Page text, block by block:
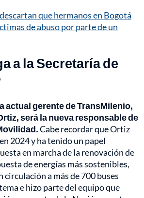
que hermanos en Bogotá
de abuso por parte de un
a la Secretaría de
actual gerente de TransMilenio,
será la nueva responsable de
Cabe recordar que Ortiz
2024 y ha tenido un papel
en marcha de la renovación de
de energías más sostenibles,
circulación a más de 700 buses
e hizo parte del equipo que